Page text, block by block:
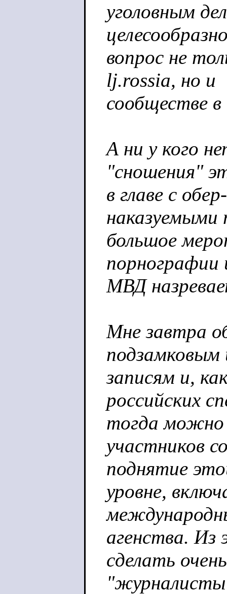
уголовным
вопрос не
lj.rossia, но и
сообществе в
А ни у кого
"сношения"
в главе с
большое
порнографии
МВД
Мне завтра
подзамковым
записям и,
российских
тогда можно
участников
поднятие
уровне,
агенства.
сделать
"журналисты